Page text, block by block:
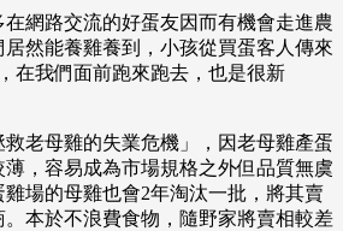
網路交流的好蛋友因而有機會走進農
然能養雞養到，小孩從買蛋客人傳來
在我們面前跑來跑去，也是很新
老母雞的失業危機」，因老母雞產蛋
，容易成為市場規格之外但品質無虞
場的母雞也會2年淘汰一批，將其賣
本於不浪費食物，隨野家將賣相較差